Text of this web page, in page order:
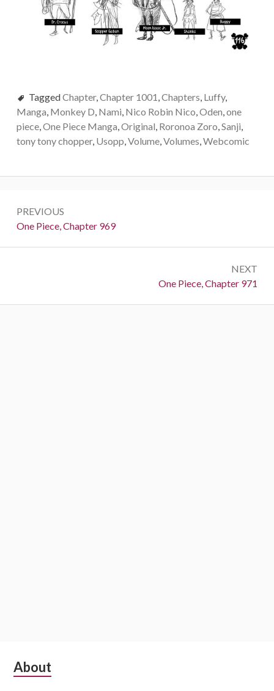
TaggedChapter,Chapter 1001,Chapters, Luffy,
Manga, Monkey D, Nami, Nico Robin Nico,Oden,one
piece,One Piece Manga,Original, Roronoa Zoro,Sanji,
tony tony chopper, Usopp,Volume,Volumes,Webcomic
navigation
PREVIOUS
Previous:
One Piece, Chapter 969
NEXT
Next:
One Piece, Chapter 971
Subsidiary
About